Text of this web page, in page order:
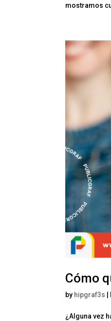
mostramos
Cómo
by hipgraf3s
¿Alguna vez